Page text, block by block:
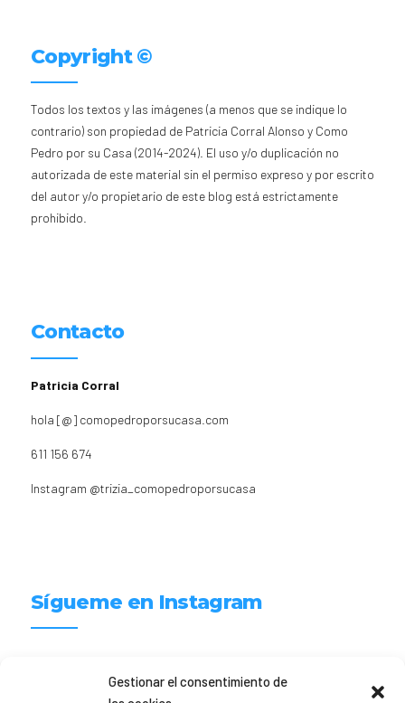
Gestionar el consentimiento de
Copyright ©
Todos los textos y las imágenes (a menos que se indique lo
contrario) son propiedad de Patricia Corral Alonso y Como
Pedro por su Casa (2014-2024). El uso y/o duplicación no
autorizada de este material sin el permiso expreso y por escrito
del autor y/o propietario de este blog está estrictamente
prohibido.
Contacto
Patricia Corral
hola [@] comopedroporsucasa.com
611 156 674
Instagram @trizia_comopedroporsucasa
Sígueme en Instagram
Freelance | Web | RRSS
Mi tienda de productos ECO
@lacatalina.shop